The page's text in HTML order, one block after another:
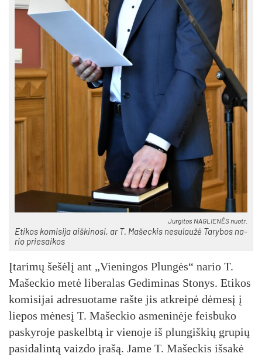
Jur­gi­tos NAG­LIE­NĖS nuo­tr.
Eti­kos ko­mi­si­ja aiš­ki­no­si, ar T. Ma­šec­kis ne­su­lau­žė Ta­ry­bos na­
rio prie­sai­kos
Įta­ri­mų še­šė­lį ant „Vie­nin­gos Plun­gės“ na­rio T.
Ma­šec­kio me­tė li­be­ra­las Ge­di­mi­nas Sto­nys. Eti­kos
ko­mi­si­jai ad­re­suo­ta­me raš­te jis at­krei­pė dė­me­sį į
lie­pos mė­ne­sį T. Ma­šec­kio as­me­ni­nė­je feis­bu­ko
pa­sky­ro­je pa­skelb­tą ir vie­no­je iš plun­giš­kių gru­pių
pa­si­da­lin­tą vaiz­do įra­šą. Ja­me T. Ma­šec­kis iš­sa­kė